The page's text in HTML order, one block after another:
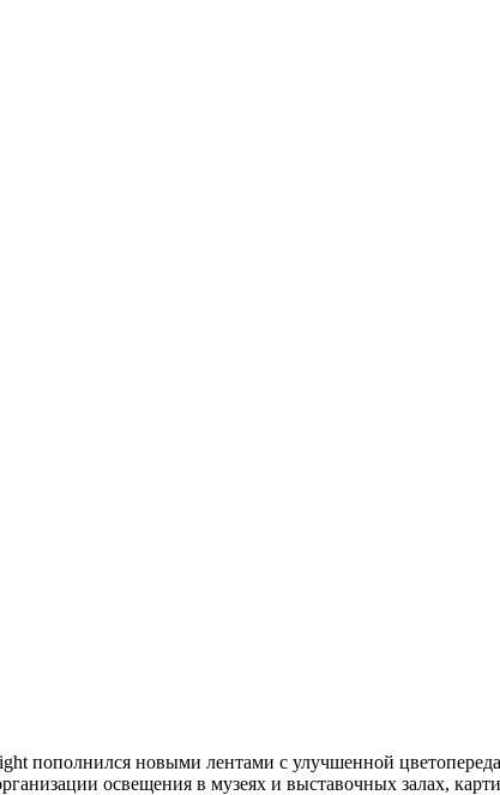
пополнился новыми лентами с улучшенной
освещения в музеях и выставочных залах,